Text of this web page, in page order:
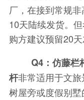
厂，在接到常规
10天陆续发货。
购方建议预留20天
Q4：仿藤栏
杆非常适用于文旅
树屋旁或度假别